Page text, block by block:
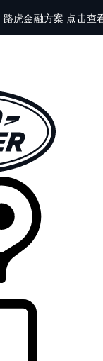
路虎金融方案 点击查